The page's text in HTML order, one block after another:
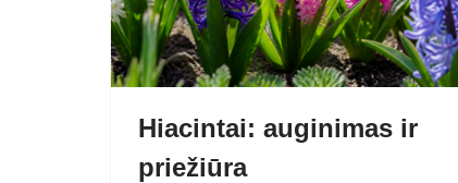
Hiacintai: auginimas ir
priežiūra